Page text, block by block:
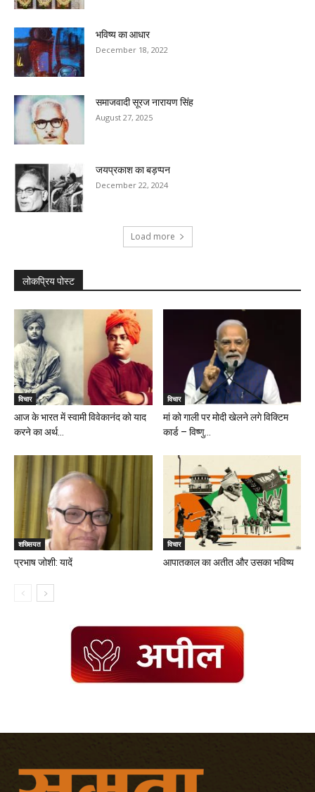
भविष्य का आधार
December 18, 2022
समाजवादी सूरज नारायण सिंह
August 27, 2025
जयप्रकाश का बड़प्पन
December 22, 2024
Load more
लोकप्रिय पोस्ट
विचार
आज के भारत में स्वामी विवेकानंद को याद
करने का अर्थ...
विचार
मां को गाली पर मोदी खेलने लगे विक्टिम
कार्ड – विष्णु...
शख्सियत
प्रभाष जोशी: यादें
विचार
आपातकाल का अतीत और उसका भविष्य